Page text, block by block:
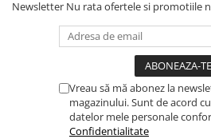
Newsletter Nu rata ofertele si promotiile
Vreau să mă abonez la
magazinului. Sunt de acord
datelor mele personale
Confidentialitate